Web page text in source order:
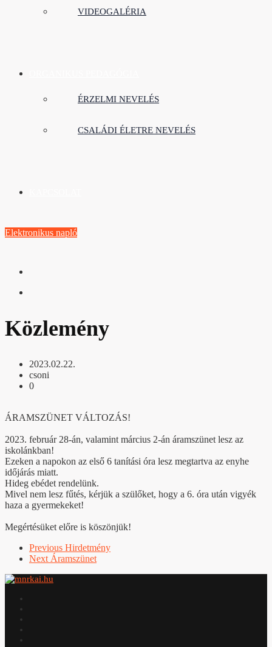
VIDEOGALÉRIA
ÉRZELMI NEVELÉS
CSALÁDI ÉLETRE NEVELÉS
Elektronikus napló
Közlemény
2023.02.22.
csoni
0
ÁRAMSZÜNET VÁLTOZÁS!
2023. február 28-án, valamint március 2-án áramszünet lesz az
iskolánkban!
Ezeken a napokon az első 6 tanítási óra lesz megtartva az enyhe
időjárás miatt.
Hideg ebédet rendelünk.
Mivel nem lesz fűtés, kérjük a szülőket, hogy a 6. óra után vigyék
haza a gyermekeket!
Megértésüket előre is köszönjük!
Previous Hirdetmény
Next Áramszünet